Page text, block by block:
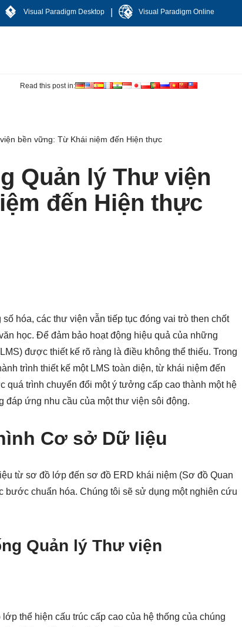
Visual Paradigm Desktop Visual Paradigm Online
Read this post in:
bền vững: Từ Khái niệm đến Hiện thực
Quản lý Thư viện
đến Hiện thực
hóa, các thư viện vẫn tiếp tục đóng vai trò then chốt
học. Để đảm bảo hoạt động hiệu quả của những
được thiết kế rõ ràng là điều không thể thiếu. Trong
trình thiết kế một LMS toàn diện, từ khái niệm đến
trình chuyển đổi một ý tưởng cấp cao thành một hệ
ứng nhu cầu của một thư viện sôi động.
Cơ sở Dữ liệu
từ sơ đồ lớp đến sơ đồ ERD khái niệm (Sơ đồ Quan
chuẩn hóa. Chúng tôi sẽ sử dụng một nghiên cứu
Quản lý Thư viện
thể hiện cấu trúc cấp cao của hệ thống của chúng